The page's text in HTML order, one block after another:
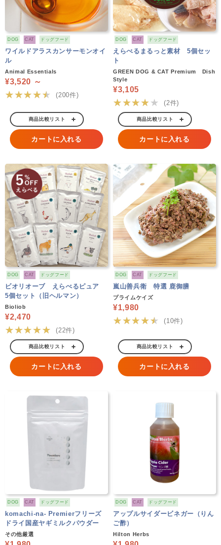
DOG CAT ドッグフード
ワイルドアラスカンサーモンオイ
ル
Animal Essentials
¥3,520 ～
★★★★★ (200件)
商品比較リスト
カートに入れる
DOG CAT ドッグフード
えらべるまるっと素材 5個セッ
ト
GREEN DOG & CAT Premium Dish
Style
¥3,105
★★★★★ (2件)
商品比較リスト
カートに入れる
DOG CAT ドッグフード
ビオリオーブ えらべるピュア
5個セット（旧ヘルマン）
Bioliob
¥2,470
★★★★★ (22件)
商品比較リスト
カートに入れる
DOG CAT ドッグフード
嵐山善兵衛 特選 鹿御膳
プライムケイズ
¥1,980
★★★★★ (10件)
商品比較リスト
カートに入れる
DOG CAT ドッグフード
komachi-na- Premierフリーズ
ドライ国産ヤギミルクパウダー
その他厳選
DOG CAT ドッグフード
アップルサイダービネガー（りん
ご酢）
Hilton Herbs